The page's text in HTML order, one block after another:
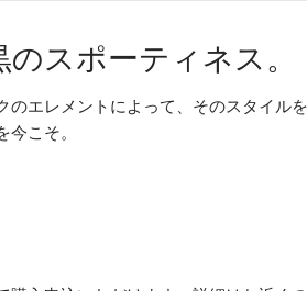
スポーティネス。
のエレメントによって、そのスタイ
こそ。